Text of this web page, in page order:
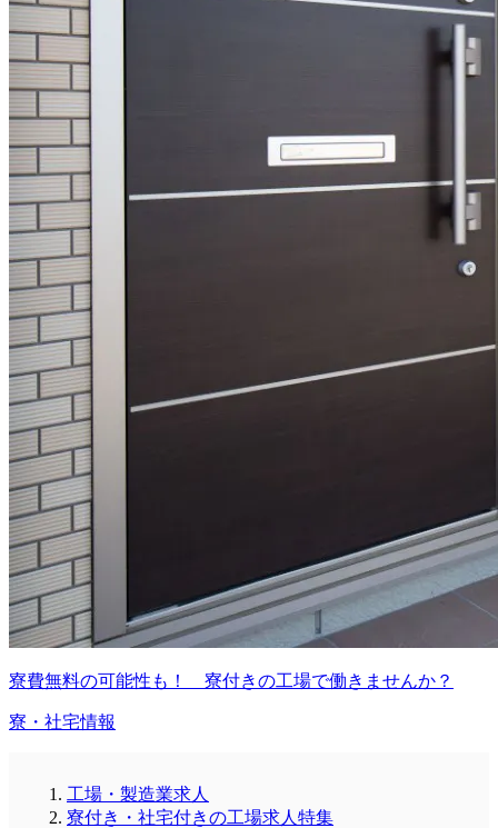
寮費無料の可能性も！ 寮付きの工場で働きませんか？
寮・社宅情報
工場・製造業求人
寮付き・社宅付きの工場求人特集